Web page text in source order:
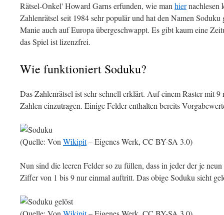
Rätsel-Onkel' Howard Garns erfunden, wie man hiernachlesen
Zahlenrätsel seit 1984 sehr populär und hat den Namen
Manie auch auf Europa übergeschwappt. Es gibt kaum eine
das Spiel ist lizenzfrei.
Wie funktioniert Soduku?
Das Zahlenrätsel ist sehr schnell erklärt. Auf einem Raster mit
Zahlen einzutragen. Einige Felder enthalten bereits
(Quelle: Von Wikipit– Eigenes Werk, CC BY-SA 3.0)
Nun sind die leeren Felder so zu füllen, dass in jeder der je
Ziffer von 1 bis 9 nur einmal auftritt. Das obige Soduku sieht